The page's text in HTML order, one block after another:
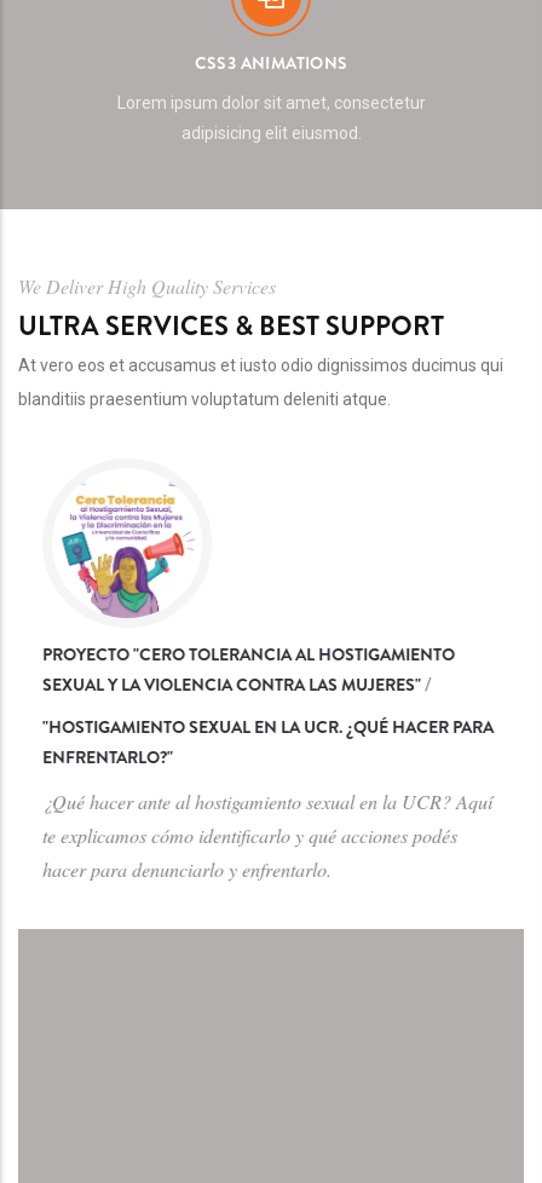
CSS3 ANIMATIONS
Lorem ipsum dolor sit amet, consectetur
adipisicing elit eiusmod.
We Deliver High Quality Services
ULTRA SERVICES & BEST SUPPORT
At vero eos et accusamus et iusto odio dignissimos ducimus qui
blanditiis praesentium voluptatum deleniti atque.
PROYECTO "CERO TOLERANCIA AL HOSTIGAMIENTO
SEXUAL Y LA VIOLENCIA CONTRA LAS MUJERES" /
"HOSTIGAMIENTO SEXUAL EN LA UCR. ¿QUÉ HACER PARA
ENFRENTARLO?"
¿Qué hacer ante al hostigamiento sexual en la UCR? Aquí
te explicamos cómo identificarlo y qué acciones podés
hacer para denunciarlo y enfrentarlo.